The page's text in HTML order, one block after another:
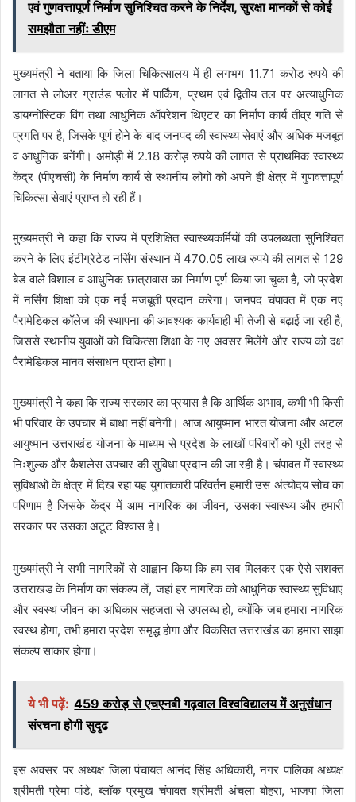
एवं गुणवत्तापूर्ण निर्माण सुनिश्चित करने के निर्देश, सुरक्षा मानकों से कोई
समझौता नहींः डीएम
मुख्यमंत्री ने बताया कि जिला चिकित्सालय में ही लगभग 11.71 करोड़ रुपये की
लागत से लोअर ग्राउंड फ्लोर में पार्किंग, प्रथम एवं द्वितीय तल पर अत्याधुनिक
डायग्नोस्टिक विंग तथा आधुनिक ऑपरेशन थिएटर का निर्माण कार्य तीव्र गति से
प्रगति पर है, जिसके पूर्ण होने के बाद जनपद की स्वास्थ्य सेवाएं और अधिक मजबूत
व आधुनिक बनेंगी। अमोड़ी में 2.18 करोड़ रुपये की लागत से प्राथमिक स्वास्थ्य
केंद्र (पीएचसी) के निर्माण कार्य से स्थानीय लोगों को अपने ही क्षेत्र में गुणवत्तापूर्ण
चिकित्सा सेवाएं प्राप्त हो रही हैं।
मुख्यमंत्री ने कहा कि राज्य में प्रशिक्षित स्वास्थ्यकर्मियों की उपलब्धता सुनिश्चित
करने के लिए इंटीग्रेटेड नर्सिंग संस्थान में 470.05 लाख रुपये की लागत से 129
बेड वाले विशाल व आधुनिक छात्रावास का निर्माण पूर्ण किया जा चुका है, जो प्रदेश
में नर्सिंग शिक्षा को एक नई मजबूती प्रदान करेगा। जनपद चंपावत में एक नए
पैरामेडिकल कॉलेज की स्थापना की आवश्यक कार्यवाही भी तेजी से बढ़ाई जा रही है,
जिससे स्थानीय युवाओं को चिकित्सा शिक्षा के नए अवसर मिलेंगे और राज्य को दक्ष
पैरामेडिकल मानव संसाधन प्राप्त होगा।
मुख्यमंत्री ने कहा कि राज्य सरकार का प्रयास है कि आर्थिक अभाव, कभी भी किसी
भी परिवार के उपचार में बाधा नहीं बनेगी। आज आयुष्मान भारत योजना और अटल
आयुष्मान उत्तराखंड योजना के माध्यम से प्रदेश के लाखों परिवारों को पूरी तरह से
निःशुल्क और कैशलेस उपचार की सुविधा प्रदान की जा रही है। चंपावत में स्वास्थ्य
सुविधाओं के क्षेत्र में दिख रहा यह युगांतकारी परिवर्तन हमारी उस अंत्योदय सोच का
परिणाम है जिसके केंद्र में आम नागरिक का जीवन, उसका स्वास्थ्य और हमारी
सरकार पर उसका अटूट विश्वास है।
मुख्यमंत्री ने सभी नागरिकों से आह्वान किया कि हम सब मिलकर एक ऐसे सशक्त
उत्तराखंड के निर्माण का संकल्प लें, जहां हर नागरिक को आधुनिक स्वास्थ्य सुविधाएं
और स्वस्थ जीवन का अधिकार सहजता से उपलब्ध हो, क्योंकि जब हमारा नागरिक
स्वस्थ होगा, तभी हमारा प्रदेश समृद्ध होगा और विकसित उत्तराखंड का हमारा साझा
संकल्प साकार होगा।
ये भी पढ़ें: 459 करोड़ से एचएनबी गढ़वाल विश्वविद्यालय में अनुसंधान
संरचना होगी सुदृढ
इस अवसर पर अध्यक्ष जिला पंचायत आनंद सिंह अधिकारी, नगर पालिका अध्यक्ष
श्रीमती प्रेमा पांडे, ब्लॉक प्रमुख चंपावत श्रीमती अंचला बोहरा, भाजपा जिला